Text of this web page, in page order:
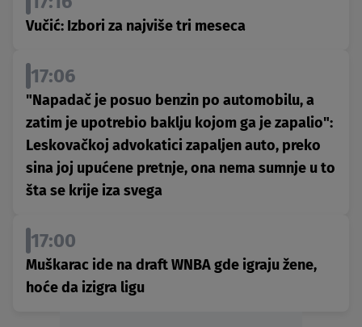
Vučić: Izbori za najviše tri meseca
17:06
"Napadač je posuo benzin po automobilu, a
zatim je upotrebio baklju kojom ga je zapalio":
Leskovačkoj advokatici zapaljen auto, preko
sina joj upućene pretnje, ona nema sumnje u to
šta se krije iza svega
17:00
Muškarac ide na draft WNBA gde igraju žene,
hoće da izigra ligu